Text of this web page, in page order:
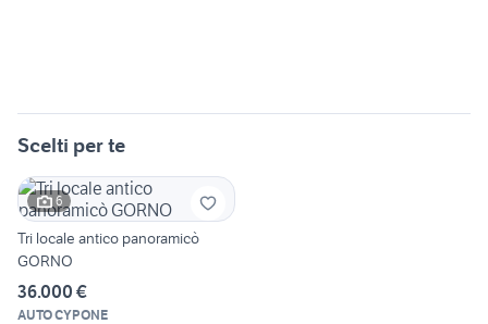
Scelti per te
6
Tri locale antico panoramicò
GORNO
36.000 €
AUTO CYPONE